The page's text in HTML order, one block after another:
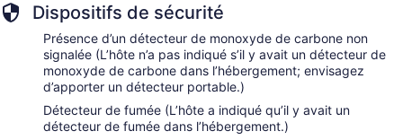
Dispositifs de sécurité
Présence d’un détecteur de monoxyde de carbone non
signalée (L’hôte n’a pas indiqué s’il y avait un détecteur de
monoxyde de carbone dans l’hébergement; envisagez
d’apporter un détecteur portable.)
Détecteur de fumée (L’hôte a indiqué qu’il y avait un
détecteur de fumée dans l’hébergement.)